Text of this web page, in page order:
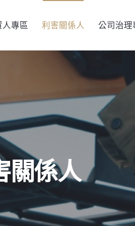
人專區 利害關係人 公司治理
關係人